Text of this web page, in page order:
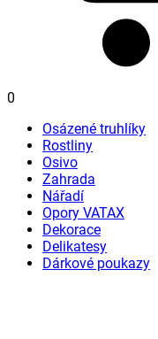
0
Osázené truhlíky
Rostliny
Osivo
Zahrada
Nářadí
Opory VATAX
Dekorace
Delikatesy
Dárkové poukazy